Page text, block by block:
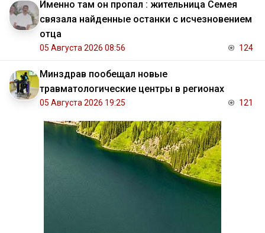
Именно там он пропал : жительница Семея
связала найденные останки с исчезновением
отца
05 Августа 2026 08:56 124
Минздрав пообещал новые
травматологические центры в регионах
05 Августа 2026 19:25 121